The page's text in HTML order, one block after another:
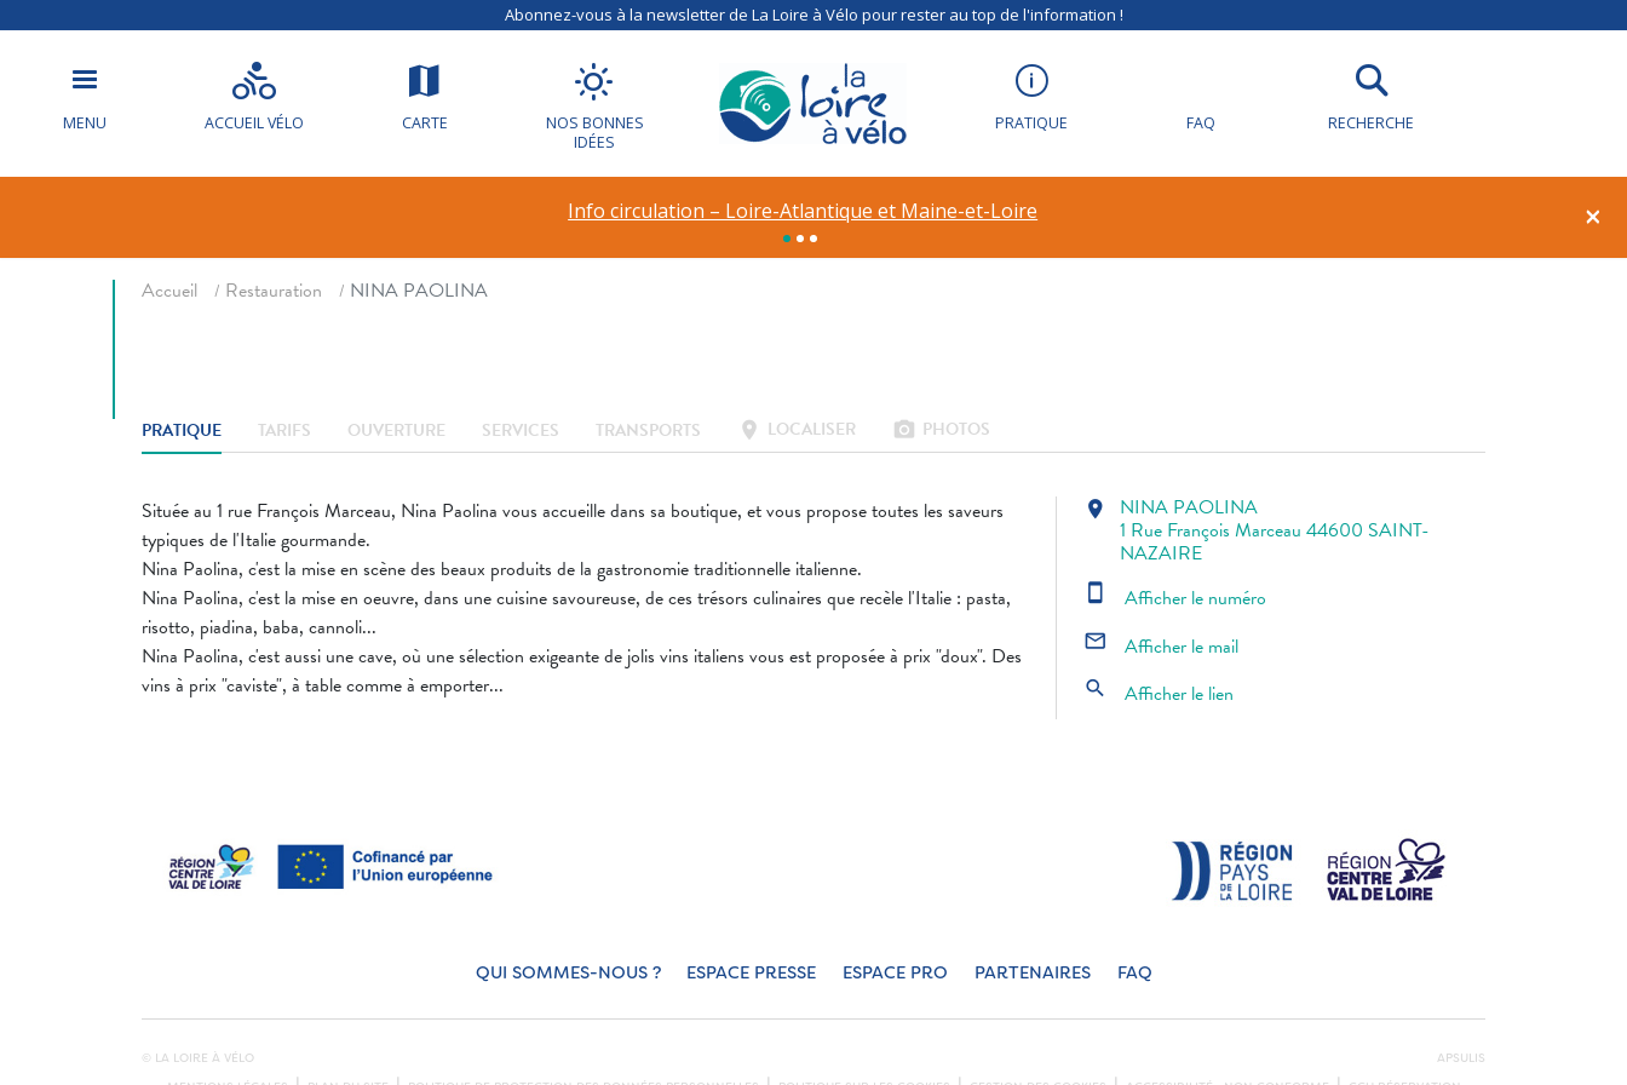
Abonnez-vous à la newsletter de La Loire à Vélo pour rester au top de l'information !
MENU ACCUEIL VÉLO CARTE
NOS BONNES
IDÉES
PRATIQUE FAQ RECHERCHE
×
Info circulation – Loire-Atlantique et Maine-et-Loire
NINA PAOLINA 1 0
Accueil Restauration NINA PAOLINA
PRATIQUE TARIFS OUVERTURE SERVICES TRANSPORTS location_on LOCALISER photo_camera PHOTOS
Située au 1 rue François Marceau, Nina Paolina vous accueille dans sa boutique, et vous propose toutes les saveurs
typiques de l'Italie gourmande.
Nina Paolina, c'est la mise en scène des beaux produits de la gastronomie traditionnelle italienne.
Nina Paolina, c'est la mise en oeuvre, dans une cuisine savoureuse, de ces trésors culinaires que recèle l'Italie : pasta,
risotto, piadina, baba, cannoli...
Nina Paolina, c'est aussi une cave, où une sélection exigeante de jolis vins italiens vous est proposée à prix "doux". Des
vins à prix "caviste", à table comme à emporter...
location_on NINA PAOLINA
1 Rue François Marceau 44600 SAINT-
NAZAIRE
smartphone Afficher le numéro
mail_outline Afficher le mail
search Afficher le lien
QUI SOMMES-NOUS ? ESPACE PRESSE ESPACE PRO PARTENAIRES FAQ
© LA LOIRE À VÉLO
APSULIS